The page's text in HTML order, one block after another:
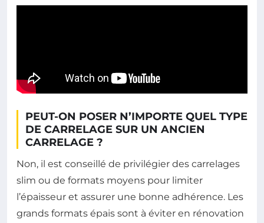
PEUT-ON POSER N’IMPORTE QUEL TYPE
DE CARRELAGE SUR UN ANCIEN
CARRELAGE ?
Non, il est conseillé de privilégier des carrelages
slim ou de formats moyens pour limiter
l’épaisseur et assurer une bonne adhérence. Les
grands formats épais sont à éviter en rénovation